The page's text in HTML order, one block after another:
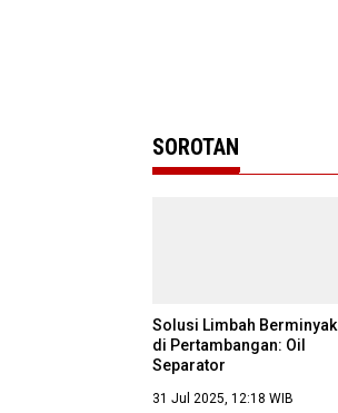
SOROTAN
Solusi Limbah Berminyak
di Pertambangan: Oil
Separator
31 Jul 2025, 12:18 WIB